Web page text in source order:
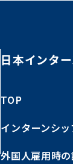
日本インタ
TOP
インターンシ
外国人雇用時